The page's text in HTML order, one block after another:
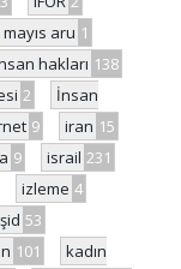
aru 1
hakları 138
2
İnsan
9 iran 15
9 israil 231
izleme 4
53
101
kadın